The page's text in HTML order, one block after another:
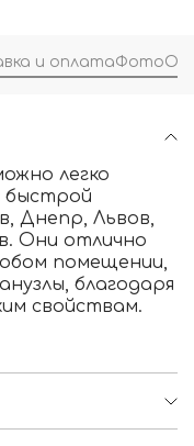
и оплатаФото
легко
быстрой
Днепр, Львов,
Они отлично
помещении,
благодаря
свойствам.